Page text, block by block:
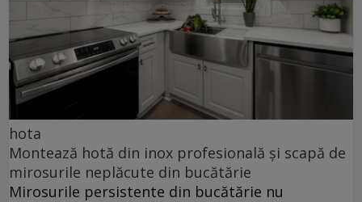
hota
Montează hotă din inox profesională și scapă de
mirosurile neplăcute din bucătărie
Mirosurile persistente din bucătărie nu